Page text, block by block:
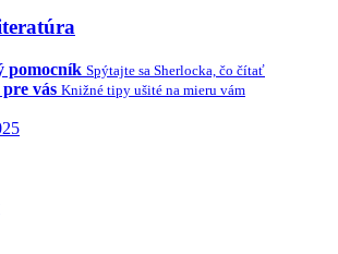
pomocník Spýtajte sa Sherlocka, čo čítať
vás Knižné tipy ušité na mieru vám